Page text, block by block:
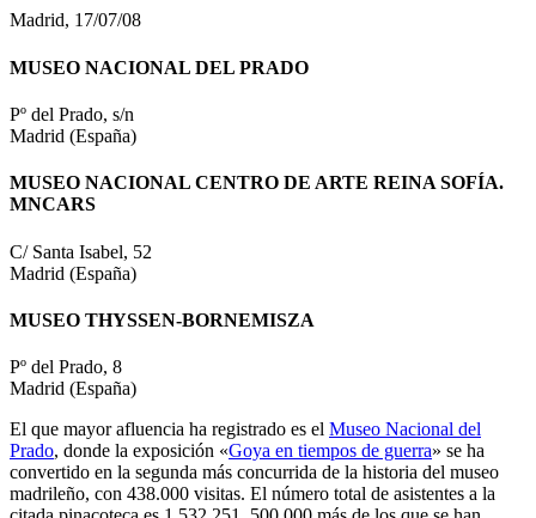
Madrid, 17/07/08
MUSEO NACIONAL DEL PRADO
Pº del Prado, s/n
Madrid (España)
MUSEO NACIONAL CENTRO DE ARTE REINA SOFÍA.
MNCARS
C/ Santa Isabel, 52
Madrid (España)
MUSEO THYSSEN-BORNEMISZA
Pº del Prado, 8
Madrid (España)
El que mayor afluencia ha registrado es el Museo Nacional del
Prado, donde la exposición «Goya en tiempos de guerra» se ha
convertido en la segunda más concurrida de la historia del museo
madrileño, con 438.000 visitas. El número total de asistentes a la